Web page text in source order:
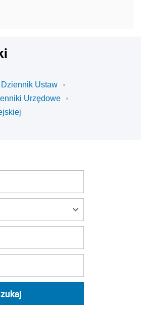
Dziennik Ustaw
Urzędowe